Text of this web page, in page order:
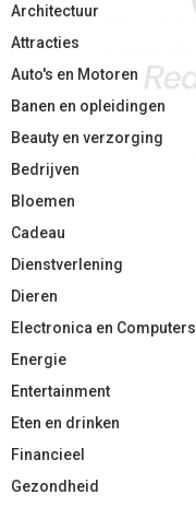
Architectuur
Attracties
Auto's en Motoren
Banen en opleidingen
Beauty en verzorging
Bedrijven
Bloemen
Cadeau
Dienstverlening
Dieren
Electronica en Computers
Energie
Entertainment
Eten en drinken
Financieel
Gezondheid